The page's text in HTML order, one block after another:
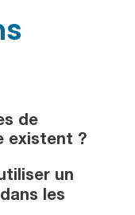
de
existent ?
un
les